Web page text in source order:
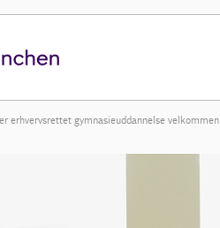
erhvervsrettet gymnasieuddannelse velkommen